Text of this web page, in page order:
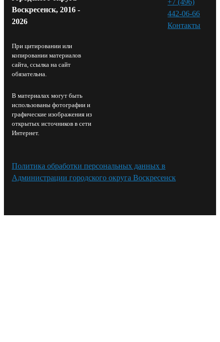
Воскресенск, 2016 -
2026
При цитировании или
копировании материалов
сайта, ссылка на сайт
обязательна.
В материалах могут быть
использованы фотографии и
графические изображения из
открытых источников в сети
Интернет.
442-06-66
Контакты⁠
Политика обработки персональных данных в
Администрации городского округа Воскресенск